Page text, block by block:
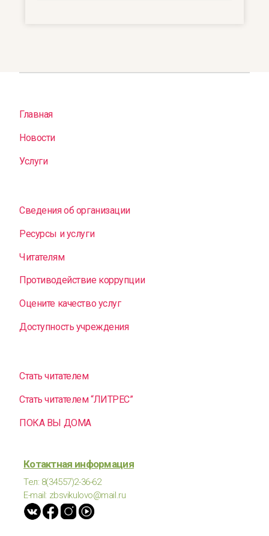
Главная
Новости
Услуги
Сведения об организации
Ресурсы и услуги
Читателям
Противодействие коррупции
Оцените качество услуг
Доступность учреждения
Стать читателем
Стать читателем “ЛИТРЕС”
ПОКА ВЫ ДОМА
Котактная информация
Тел: 8(34557)2-36-62
E-mail: zbsvikulovo@mail.ru